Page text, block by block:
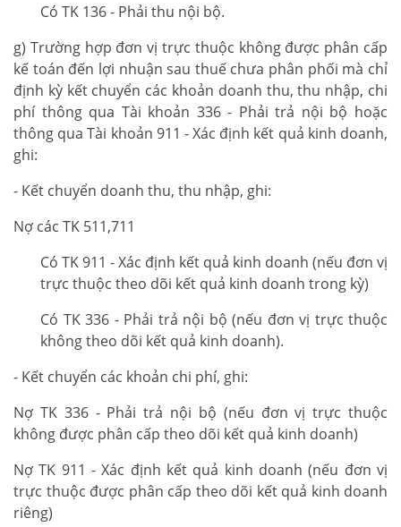
Có TK 136 - Phải thu nội bộ.
g) Trường hợp đơn vị trực thuộc không được phân cấp
kế toán đến lợi nhuận sau thuế chưa phân phối mà chỉ
định kỳ kết chuyển các khoản doanh thu, thu nhập, chi
phí thông qua Tài khoản 336 - Phải trả nội bộ hoặc
thông qua Tài khoản 911 - Xác định kết quả kinh doanh,
ghi:
- Kết chuyển doanh thu, thu nhập, ghi:
Nợ các TK 511,711
Có TK 911 - Xác định kết quả kinh doanh (nếu đơn vị
trực thuộc theo dõi kết quả kinh doanh trong kỳ)
Có TK 336 - Phải trả nội bộ (nếu đơn vị trực thuộc
không theo dõi kết quả kinh doanh).
- Kết chuyển các khoản chi phí, ghi:
Nợ TK 336 - Phải trả nội bộ (nếu đơn vị trực thuộc
không được phân cấp theo dõi kết quả kinh doanh)
Nợ TK 911 - Xác định kết quả kinh doanh (nếu đơn vị
trực thuộc được phân cấp theo dõi kết quả kinh doanh
riêng)